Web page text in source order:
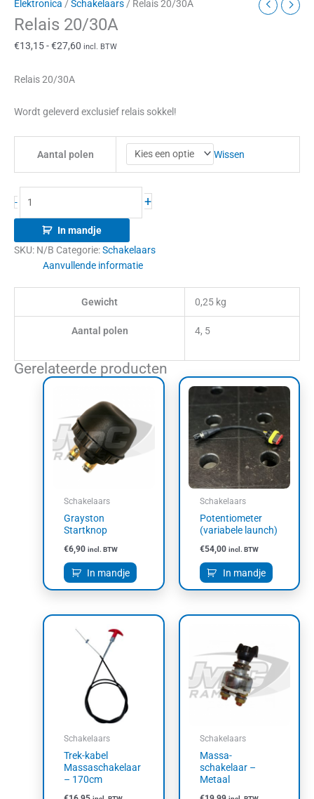
Elektronica / Schakelaars/ Relais 20/30A
Relais 20/30A
€13,15-€27,60 incl. BTW
Relais 20/30A
Wordt geleverd exclusief relais sokkel!
Aantal polen Wissen
- +
In mandje
SKU: N/B Categorie:Schakelaars
Aanvullende informatie
Gewicht 0,25 kg
Aantal polen 4, 5
Gerelateerde producten
Schakelaars
Grayston
Startknop
€6,90 incl. BTW
In mandje
Schakelaars
Potentiometer
(variabele launch)
€54,00 incl. BTW
In mandje
Schakelaars
Trek-kabel
Massaschakelaar
– 170cm
Schakelaars
Massa-
schakelaar –
Metaal